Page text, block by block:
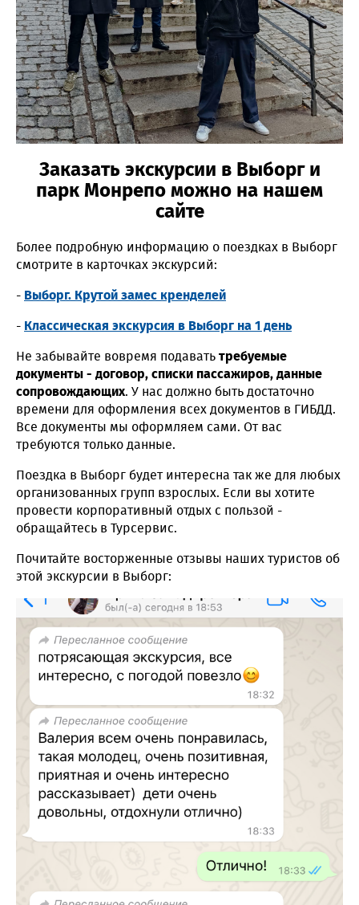
Заказать экскурсии в Выборг и
парк Монрепо можно на нашем
сайте
Более подробную информацию о поездках в Выборг
смотрите в карточках экскурсий:
- Выборг. Крутой замес кренделей
- Классическая экскурсия в Выборг на 1 день
Не забывайте вовремя подавать требуемые
документы - договор, списки пассажиров, данные
сопровождающих. У нас должно быть достаточно
времени для оформления всех документов в ГИБДД.
Все документы мы оформляем сами. От вас
требуются только данные.
Поездка в Выборг будет интересна так же для любых
организованных групп взрослых. Если вы хотите
провести корпоративный отдых с пользой -
обращайтесь в Турсервис.
Почитайте восторженные отзывы наших туристов об
этой экскурсии в Выборг: